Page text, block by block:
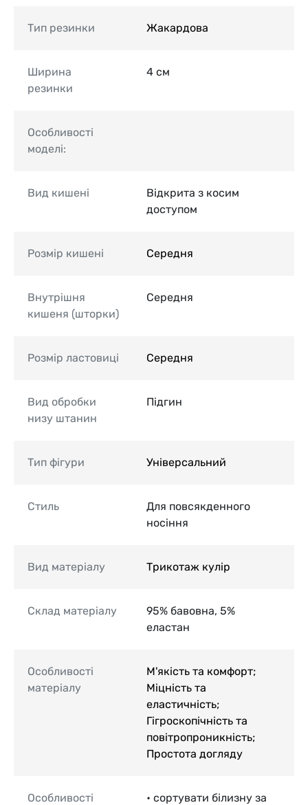
Тип резинки Жакардова
Ширина
резинки
4 см
Особливості
моделі:
Вид кишені
Відкрита з косим
доступом
Розмір кишені Середня
Внутрішня
кишеня (шторки)
Середня
Розмір ластовиці Середня
Вид обробки
низу штанин
Підгин
Тип фігури Універсальний
Стиль
Для повсякденного
носіння
Вид матеріалу Трикотаж кулір
Склад матеріалу
95% бавовна, 5%
еластан
Особливості
матеріалу
М'якість та комфорт;
Міцність та
еластичність;
Гігроскопічність та
повітропроникність;
Простота догляду
Особливості
• сортувати білизну за